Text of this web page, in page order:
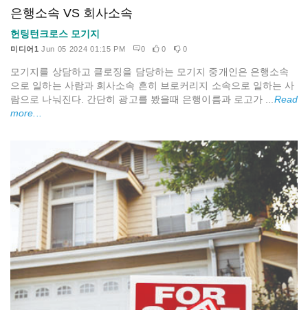
은행소속 VS 회사소속
헌팅턴크로스 모기지
미디어1 Jun 05 2024 01:15 PM 0 0 0
모기지를 상담하고 클로징을 담당하는 모기지 중개인은 은행소속
으로 일하는 사람과 회사소속 흔히 브로커리지 소속으로 일하는 사
람으로 나눠진다. 간단히 광고를 봤을때 은행이름과 로고가 ... Read
more...